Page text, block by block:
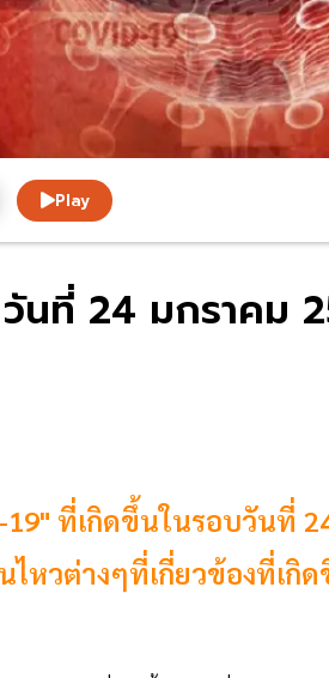
Play
วันที่ 24 มกราคม
ที่เกิดขึ้นในรอบวันที่
หวต่างๆที่เกี่ยวข้องที่เกิ